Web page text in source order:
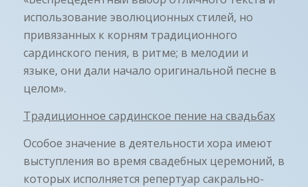
использование эволюционных стилей, но
привязанных к корням традиционного
сардинского пения, в ритме; в мелодии и
языке, они дали начало оригинальной песне в
целом».
Традиционное сардинское пение на свадьбах
Особое значение в деятельности хора имеют
выступления во время свадебных церемоний, в
которых исполняется репертуар сакрально-